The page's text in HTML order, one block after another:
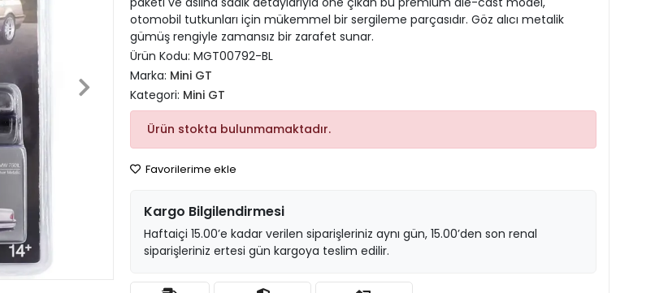
otomobil tutkunları için mükemmel bir sergileme parçasıdır. Göz alıcı metalik
gümüş rengiyle zamansız bir zarafet sunar.
Ürün Kodu: MGT00792-BL
Marka: Mini GT
Kategori: Mini GT
Ürün stokta bulunmamaktadır.
Favorilerime ekle
Kargo Bilgilendirmesi
Haftaiçi 15.00’e kadar verilen siparişleriniz aynı gün, 15.00’den son renal
siparişleriniz ertesi gün kargoya teslim edilir.